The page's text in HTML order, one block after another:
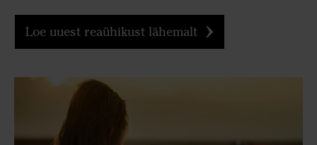
Loe uuest reaühikust lähemalt